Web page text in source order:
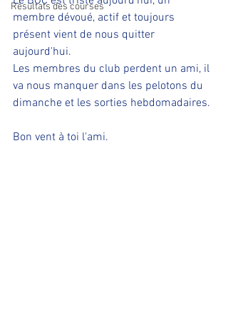
Résultats des courses
membre dévoué, actif et toujours
présent vient de nous quitter
aujourd'hui.
Les membres du club perdent un ami, il
va nous manquer dans les pelotons du
dimanche et les sorties hebdomadaires.
Bon vent à toi l'ami.